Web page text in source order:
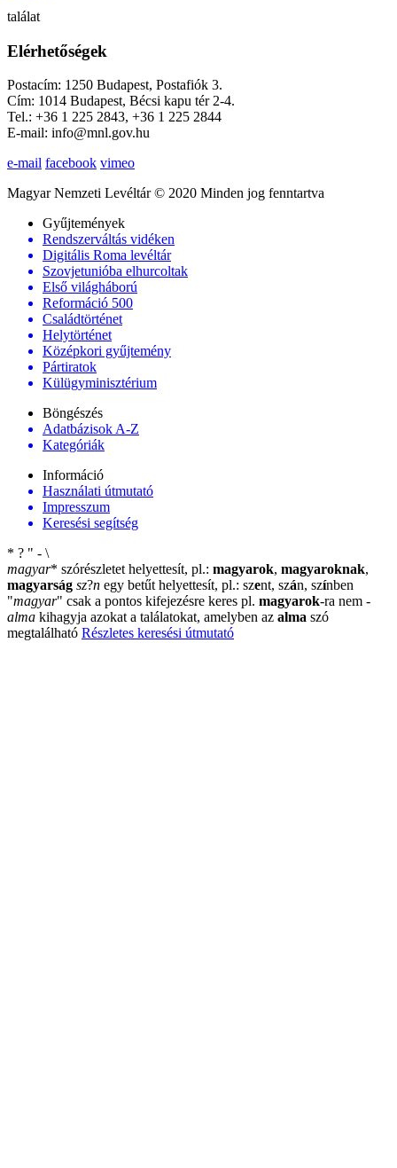
találat
Elérhetőségek
Postacím: 1250 Budapest, Postafiók 3.
Cím: 1014 Budapest, Bécsi kapu tér 2-4.
Tel.: +36 1 225 2843, +36 1 225 2844
E-mail: info@mnl.gov.hu
e-mail facebook vimeo
Magyar Nemzeti Levéltár © 2020 Minden jog fenntartva
Gyűjtemények
Rendszerváltás vidéken
Digitális Roma levéltár
Szovjetunióba elhurcoltak
Első világháború
Reformáció 500
Családtörténet
Helytörténet
Középkori gyűjtemény
Pártiratok
Külügyminisztérium
Böngészés
Adatbázisok A-Z
Kategóriák
Információ
Használati útmutató
Impresszum
Keresési segítség
* ? " - \
magyar* szórészletet helyettesít, pl.: magyarok, magyaroknak,
magyarság sz?n egy betűt helyettesít, pl.: szent, szán, színben
"magyar" csak a pontos kifejezésre keres pl. magyarok-ra nem -
alma kihagyja azokat a találatokat, amelyben az alma szó
megtalálható Részletes keresési útmutató